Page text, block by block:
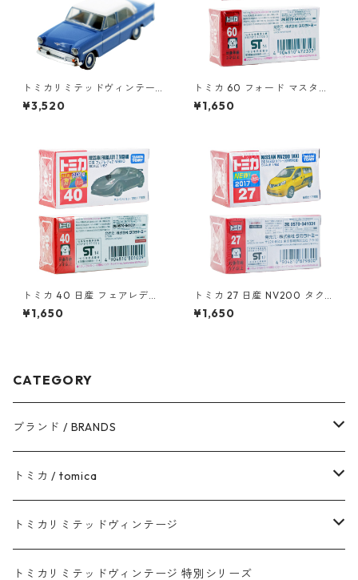
トミカリミテッドヴィンテー
ジ LV-46b プリンス スカイラ
イン デラックス #10212751
¥3,520
トミカ 60 フォード マスタン
グ GT V8（初回特別カラー）#
10472353
¥1,650
トミカ 40 日産 フェアレディ
Z NISMO #10801009
¥1,650
トミカ 27 日産 NV200 タクシ
ー（初回特別仕様）#1087980
0
¥1,650
CATEGORY
ブランド / BRANDS
トヨタ / TOYOTA
ダイハツ / DAIHATSU
マツダ / MAZDA
トミカ / tomica
赤箱 - 現行トミカ
赤箱 - 限定トミカ 初回特別カラー
トミカリミテッドヴィンテージ
TLV - NEW LINEUP
トミカリミテッドヴィンテージ 特別シリーズ